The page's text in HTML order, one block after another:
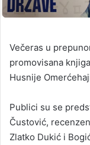
Večeras u
promovisana
Husnije
Publici su se
Čustović,
Zlatko Dukić i